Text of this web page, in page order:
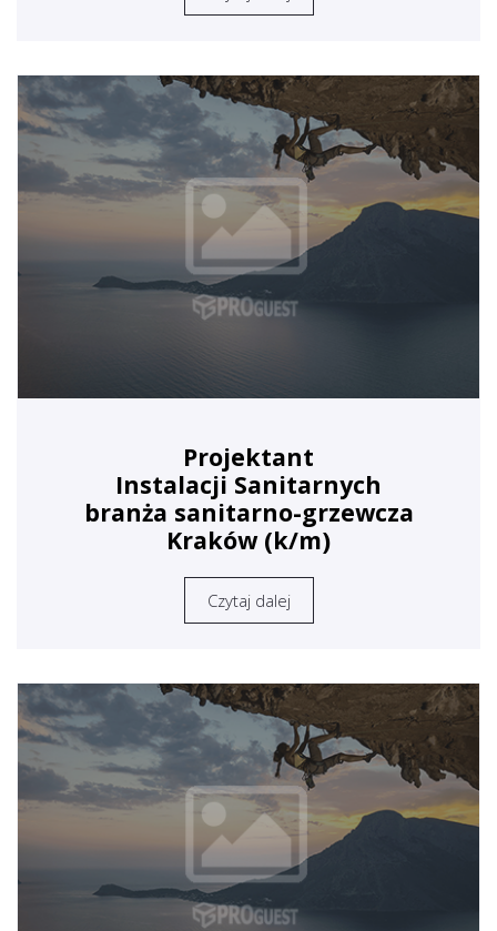
Projektant
Instalacji Sanitarnych
branża sanitarno-grzewcza
Kraków (k/m)
Czytaj dalej